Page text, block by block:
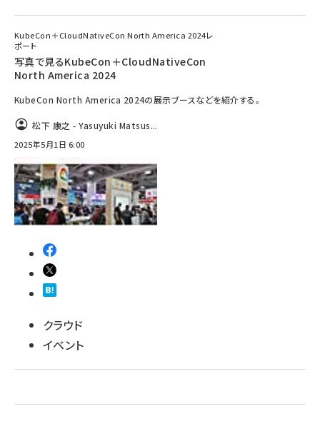
KubeCon＋CloudNativeCon North America 2024レ
ポート
写真で見るKubeCon＋CloudNativeCon
North America 2024
KubeCon North America 2024の展示ブースなどを紹介する。
松下 康之 - Yasuyuki Matsus...
2025年5月1日 6:00
クラウド
イベント